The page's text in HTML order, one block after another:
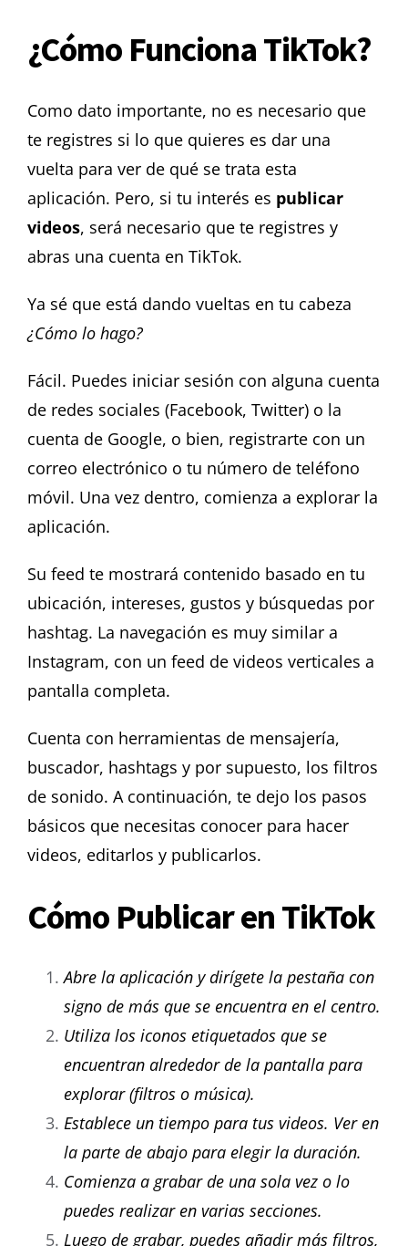
¿Cómo Funciona TikTok?
Como dato importante, no es necesario que
te registres si lo que quieres es dar una
vuelta para ver de qué se trata esta
aplicación. Pero, si tu interés es publicar
videos, será necesario que te registres y
abras una cuenta en TikTok.
Ya sé que está dando vueltas en tu cabeza
¿Cómo lo hago?
Fácil. Puedes iniciar sesión con alguna cuenta
de redes sociales (Facebook, Twitter) o la
cuenta de Google, o bien, registrarte con un
correo electrónico o tu número de teléfono
móvil. Una vez dentro, comienza a explorar la
aplicación.
Su feed te mostrará contenido basado en tu
ubicación, intereses, gustos y búsquedas por
hashtag. La navegación es muy similar a
Instagram, con un feed de videos verticales a
pantalla completa.
Cuenta con herramientas de mensajería,
buscador, hashtags y por supuesto, los filtros
de sonido. A continuación, te dejo los pasos
básicos que necesitas conocer para hacer
videos, editarlos y publicarlos.
Cómo Publicar en TikTok
Abre la aplicación y dirígete la pestaña con
signo de más que se encuentra en el centro.
Utiliza los iconos etiquetados que se
encuentran alrededor de la pantalla para
explorar (filtros o música).
Establece un tiempo para tus videos. Ver en
la parte de abajo para elegir la duración.
Comienza a grabar de una sola vez o lo
puedes realizar en varias secciones.
Luego de grabar, puedes añadir más filtros,